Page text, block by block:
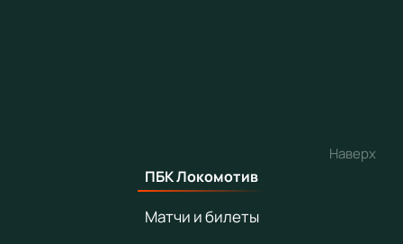
Наверх
ПБК Локомотив
Матчи и билеты